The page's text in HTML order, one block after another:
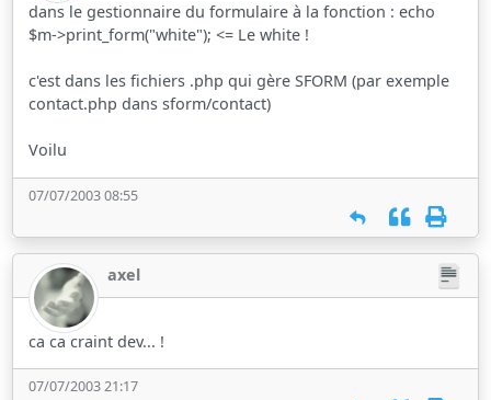
dans le gestionnaire du formulaire à la fonction : echo
$m->print_form("white"); <= Le white !
c'est dans les fichiers .php qui gère SFORM (par exemple
contact.php dans sform/contact)
Voilu
07/07/2003 08:55
axel
ca ca craint dev... !
07/07/2003 21:17